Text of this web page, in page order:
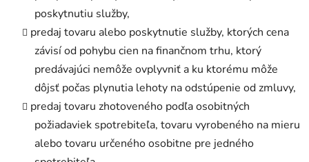
poskytnutiu služby,
predaj tovaru alebo poskytnutie služby, ktorých cena
závisí od pohybu cien na finančnom trhu, ktorý
predávajúci nemôže ovplyvniť a ku ktorému môže
dôjsť počas plynutia lehoty na odstúpenie od zmluvy,
predaj tovaru zhotoveného podľa osobitných
požiadaviek spotrebiteľa, tovaru vyrobeného na mieru
alebo tovaru určeného osobitne pre jedného